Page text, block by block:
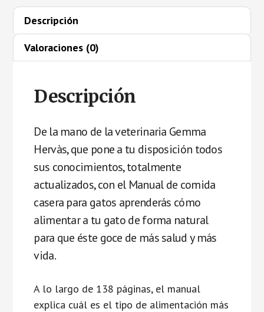
Descripción
Valoraciones (0)
Descripción
De la mano de la veterinaria Gemma
Hervàs, que pone a tu disposición todos
sus conocimientos, totalmente
actualizados, con el Manual de comida
casera para gatos aprenderás cómo
alimentar a tu gato de forma natural
para que éste goce de más salud y más
vida.
A lo largo de 138 páginas, el manual
explica cuál es el tipo de alimentación más